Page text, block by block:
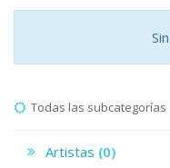
Todas las subcategorías
Artistas
(0)